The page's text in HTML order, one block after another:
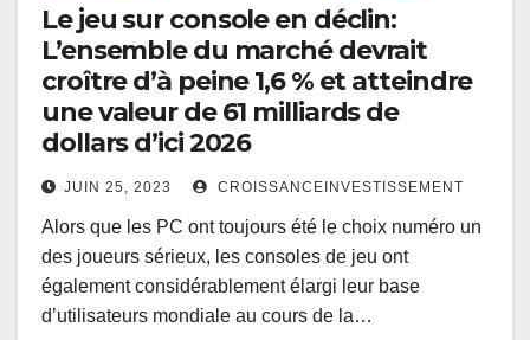
Le jeu sur console en déclin:
L’ensemble du marché devrait
croître d’à peine 1,6 % et atteindre
une valeur de 61 milliards de
dollars d’ici 2026
JUIN 25, 2023 CROISSANCEINVESTISSEMENT
Alors que les PC ont toujours été le choix numéro un
des joueurs sérieux, les consoles de jeu ont
également considérablement élargi leur base
d’utilisateurs mondiale au cours de la…